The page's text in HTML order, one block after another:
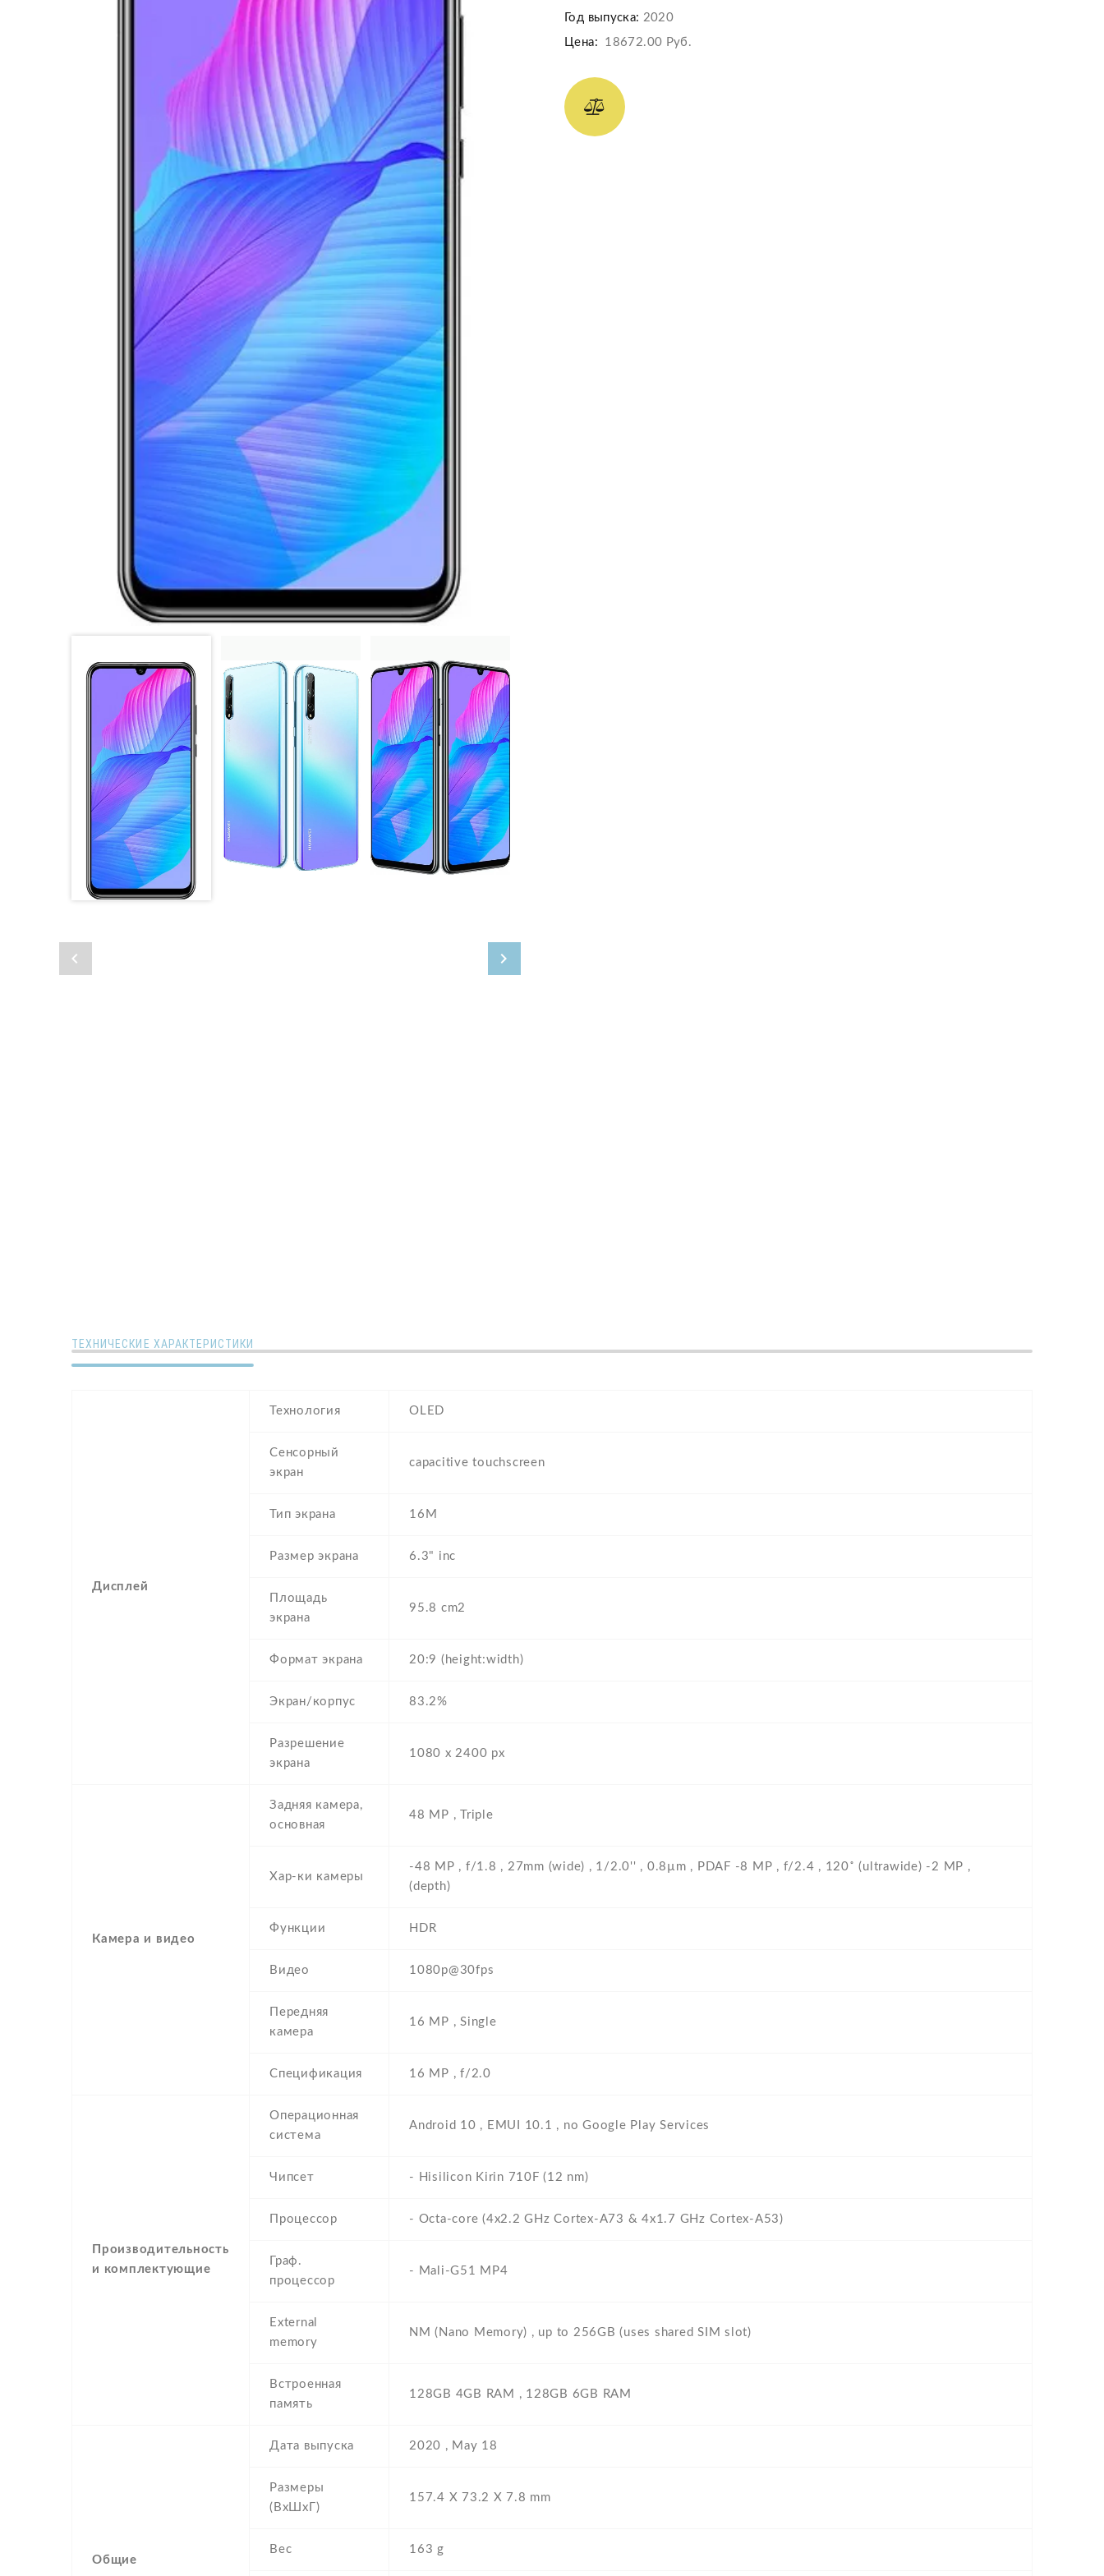
Год выпуска: 2020
Цена: 18672.00 Руб.
ТЕХНИЧЕСКИЕ ХАРАКТЕРИСТИКИ
Дисплей
Технология OLED
Сенсорный
экран
capacitive touchscreen
Тип экрана 16M
Размер экрана 6.3" inc
Площадь
экрана
95.8 cm2
Формат экрана 20:9 (height:width)
Экран/корпус 83.2%
Разрешение
экрана
1080 x 2400 px
Камера и видео
Задняя камера,
основная
48 MP , Triple
Хар-ки камеры
-48 MP , f/1.8 , 27mm (wide) , 1/2.0'' , 0.8µm , PDAF -8 MP , f/2.4 , 120˚ (ultrawide) -2 MP ,
(depth)
Функции HDR
Видео 1080p@30fps
Передняя
камера
16 MP , Single
Спецификация 16 MP , f/2.0
Производительность
и комплектующие
Операционная
система
Android 10 , EMUI 10.1 , no Google Play Services
Чипсет - Hisilicon Kirin 710F (12 nm)
Процессор - Octa-core (4x2.2 GHz Cortex-A73 & 4x1.7 GHz Cortex-A53)
Граф.
процессор
- Mali-G51 MP4
External
memory
NM (Nano Memory) , up to 256GB (uses shared SIM slot)
Встроенная
память
128GB 4GB RAM , 128GB 6GB RAM
Общие
Дата выпуска 2020 , May 18
Размеры
(ВхШхГ)
157.4 Х 73.2 Х 7.8 mm
Вес 163 g